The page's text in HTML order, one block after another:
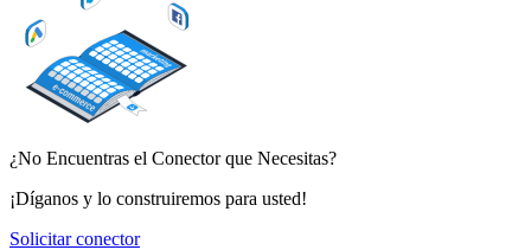
¿No Encuentras el Conector que Necesitas?
¡Díganos y lo construiremos para usted!
Solicitar conector